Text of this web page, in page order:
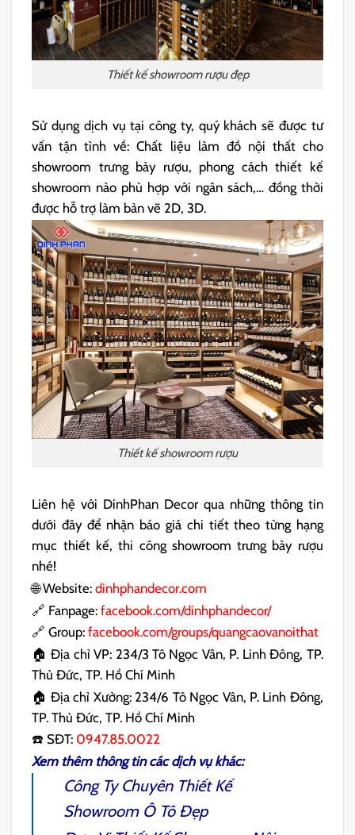
Thiết kế showroom rượu đẹp
Sử dụng dịch vụ tại công ty, quý khách sẽ được tư
vấn tận tình về: Chất liệu làm đồ nội thất cho
showroom trưng bày rượu, phong cách thiết kế
showroom nào phù hợp với ngân sách,… đồng thời
được hỗ trợ làm bản vẽ 2D, 3D.
Thiết kế showroom rượu
Liên hệ với DinhPhan Decor qua những thông tin
dưới đây để nhận báo giá chi tiết theo từng hạng
mục thiết kế, thi công showroom trưng bày rượu
nhé!
🌐 Website:dinhphandecor.com
🔗 Fanpage:facebook.com/dinhphandecor/
🔗 Group: facebook.com/groups/quangcaovanoithat
🏠 Địa chỉ VP: 234/3 Tô Ngọc Vân, P. Linh Đông, TP.
Thủ Đức, TP. Hồ Chí Minh
🏠 Địa chỉ Xưởng: 234/6 Tô Ngọc Vân, P. Linh Đông,
TP. Thủ Đức, TP. Hồ Chí Minh
☎️ SĐT: 0947.85.0022
Xem thêm thông tin các dịch vụ khác:
Công Ty Chuyên Thiết Kế
Showroom Ô TôĐẹp